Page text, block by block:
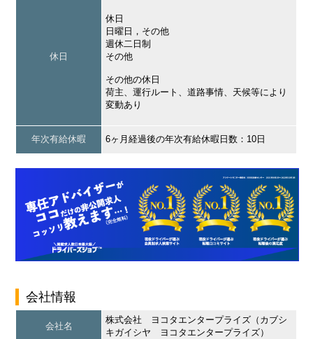
休日
休日
日曜日，その他
週休二日制
その他
その他の休日
荷主、運行ルート、道路事情、天候等により
変動あり
年次有給休暇 6ヶ月経過後の年次有給休暇日数：10日
会社情報
会社名
株式会社 ヨコタエンタープライズ（カブシ
キガイシヤ ヨコタエンタープライズ）